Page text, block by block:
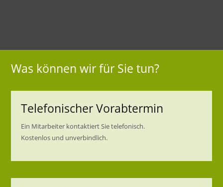
Was können wir für Sie tun?
Telefonischer Vorabtermin
Ein Mitarbeiter kontaktiert Sie telefonisch.
Kostenlos und unverbindlich.